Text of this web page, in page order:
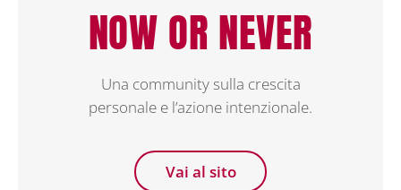
NOW OR NEVER
Una community sulla crescita
personale e l’azione intenzionale.
Vai al sito